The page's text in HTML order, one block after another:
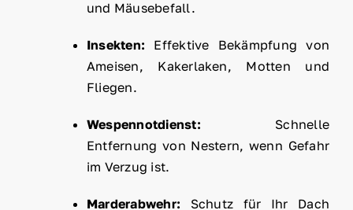
und Mäusebefall.
Insekten: Effektive Bekämpfung von
Ameisen, Kakerlaken, Motten und
Fliegen.
Wespennotdienst: Schnelle
Entfernung von Nestern, wenn Gefahr
im Verzug ist.
Marderabwehr: Schutz für Ihr Dach